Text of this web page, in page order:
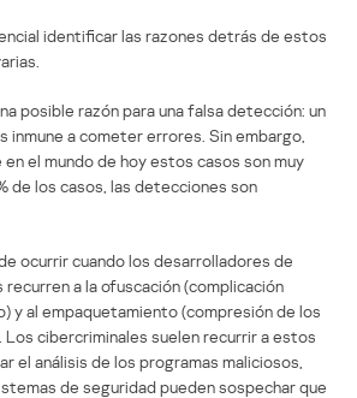
identificar las razones detrás de estos
posible razón para una falsa detección: un
inmune a cometer errores. Sin embargo,
el mundo de hoy estos casos son muy
de los casos, las detecciones son
ocurrir cuando los desarrolladores de
a la ofuscación (complicación
y al empaquetamiento (compresión de los
cibercriminales suelen recurrir a estos
el análisis de los programas maliciosos,
de seguridad pueden sospechar que